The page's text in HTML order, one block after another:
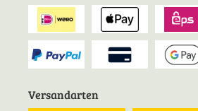
Versandarten